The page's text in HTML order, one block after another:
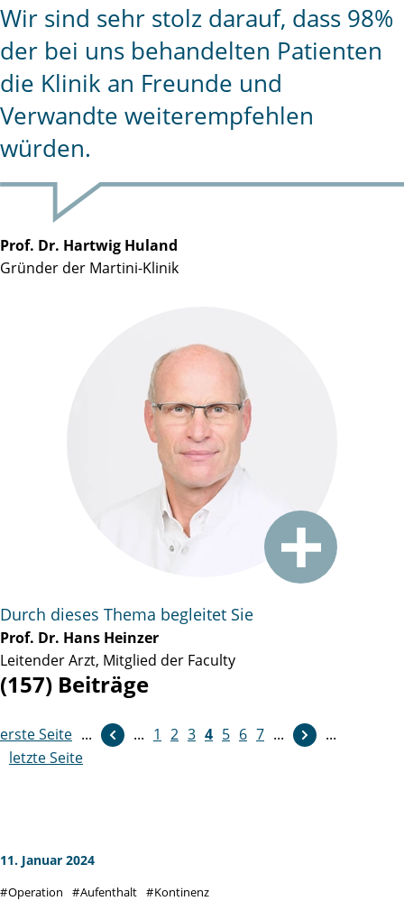
Wir sind sehr stolz darauf, dass 98%
der bei uns behandelten Patienten
die Klinik an Freunde und
Verwandte weiterempfehlen
würden.
Prof. Dr. Hartwig Huland
Gründer der Martini-Klinik
Durch dieses Thema begleitet Sie
Prof. Dr. Hans Heinzer
Leitender Arzt, Mitglied der Faculty
(157) Beiträge
erste Seite ... ... 1 2 3 4 5 6 7 ...
weiter
...
letzte Seite
11. Januar 2024
Operation Aufenthalt Kontinenz